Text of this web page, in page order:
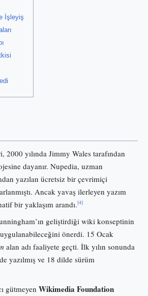
İşleyiş
yılında Jimmy Wales tarafından
dayanır. Nupedia, uzman
yazılan ücretsiz bir çevrimiçi
Ancak yavaş ilerleyen yazım
bir yaklaşım arandı.[4]
geliştirdiği wiki konseptinin
önerdi. 15 Ocak
alan adı faaliyete geçti. İlk yılın sonunda
yazılmış ve 18 dilde sürüm
gütmeyen Wikimedia Foundation